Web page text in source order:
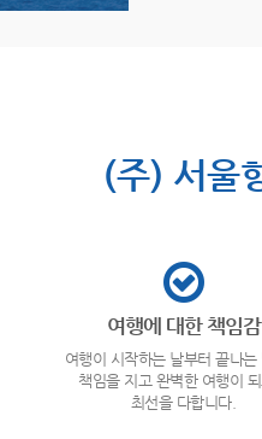
(주) 서울
여행에 대한 책임감
여행이 시작하는 날부터 끝나는
책임을 지고 완벽한 여행이
최선을 다합니다.